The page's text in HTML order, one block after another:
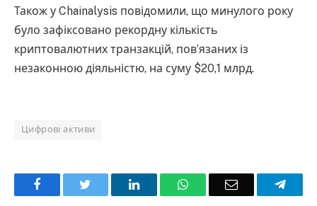
Також у Chainalysis повідомили, що минулого року
було зафіксовано рекордну кількість
криптовалютних транзакцій, пов’язаних із
незаконною діяльністю, на суму $20,1 млрд.
Цифрові активи
Facebook LinkedInWhatsAppEmail